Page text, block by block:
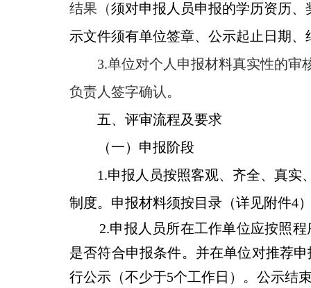
结果（须对申报人员申报的学历资历
示文件须有单位签章、公示起止日期
3.单位对个人申报材料真实性的审
负责人签字确认。
五、 评审流程及要求
（一）申
1.申报人员按照客观、齐全、真实
制度。申报材料须按目录（详见附件4
2.申报人员所在工作单位应按照
是否符合申报条件。并在单位对推荐
行公示（不少于5个工作日）。公示结